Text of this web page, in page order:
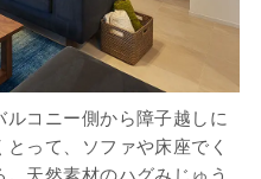
コニー側から障子越しに
って、ソファや床座でく